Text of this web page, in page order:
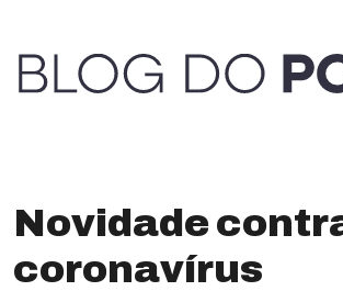
Novidade
coronavírus